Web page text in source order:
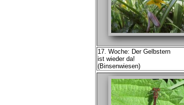
17. Woche: Der Gelbstern
ist wieder da!
(Binsenwiesen)